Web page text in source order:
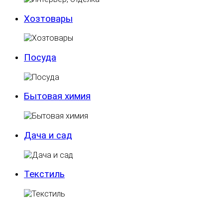
Хозтовары
Посуда
Бытовая химия
Дача и сад
Текстиль